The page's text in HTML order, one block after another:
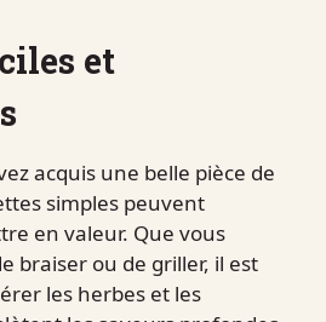
et
acquis une belle pièce de
simples peuvent
en valeur. Que vous
braiser ou de griller, il est
les herbes et les